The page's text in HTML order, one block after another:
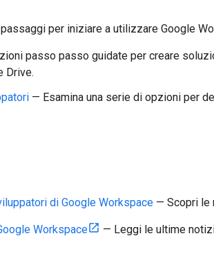
per iniziare a utilizzare Google
passo passo guidate per creare
Drive.
— Esamina una serie di opzioni per
di Google Workspace — Scopri le
Workspace
— Leggi le ultime